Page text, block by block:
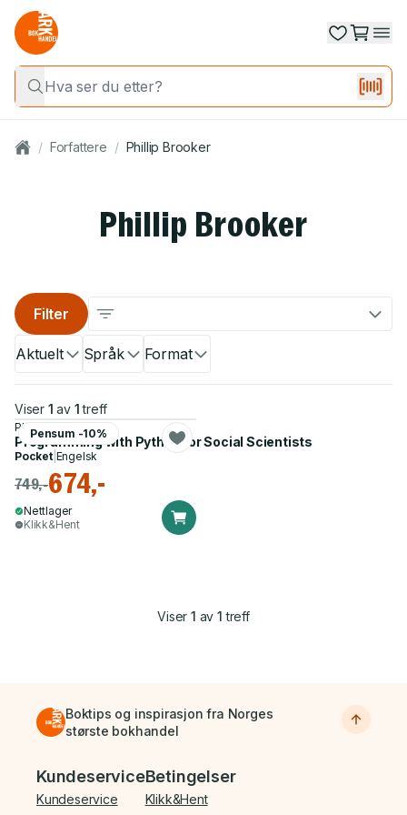
/ Forfattere / Phillip Brooker
Phillip Brooker
Aktuelt Språk Format
Filter
Viser 1 av 1 treff
Pensum -10%
Phillip Brooker
Programming with Python for Social Scientists
Pocket| Engelsk
749,-674,-
Nettlager
Klikk&Hent
Viser1 av 1 treff
Boktips og inspirasjon fra Norges
største bokhandel
Bunnmeny
Kundeservice
Kundeservice
Betingelser
Klikk&Hent